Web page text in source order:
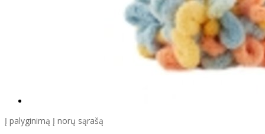
Į palyginimą Į norų sąrašą